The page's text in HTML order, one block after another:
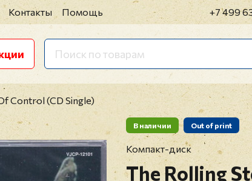
Контакты Помощь +7 499
Control (CD Single)
В наличии Out of print
Компакт-диск
The Rolling